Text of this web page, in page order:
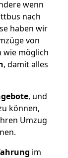
wenn
nach
haben wir
von
wie möglich
, damit alles
, und
können,
Umzug
im